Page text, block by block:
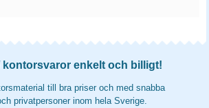
kontorsvaror enkelt och billigt!
till bra priser och med snabba
privatpersoner inom hela Sverige.